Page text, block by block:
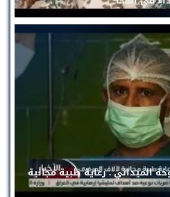
الميداني . رعاية طبية مجانية